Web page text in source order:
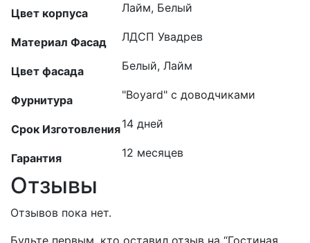
Цвет корпуса Лайм, Белый
Материал Фасад ЛДСП Увадрев
Цвет фасада Белый, Лайм
Фурнитура "Boyard" с доводчиками
Срок Изготовления14 дней
Гарантия 12 месяцев
Отзывы
Отзывов пока нет.
Будьте первым, кто оставил отзыв на “Гостиная